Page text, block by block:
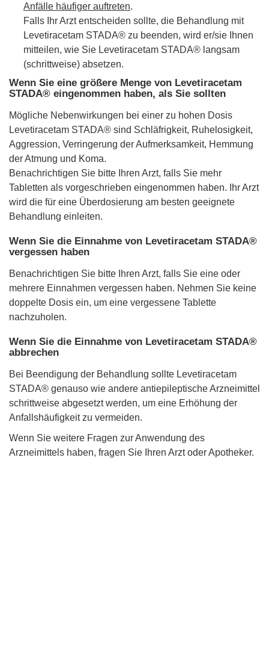
Anfälle häufiger auftreten.
Falls Ihr Arzt entscheiden sollte, die Behandlung mit
Levetiracetam STADA® zu beenden, wird er/sie Ihnen
mitteilen, wie Sie Levetiracetam STADA® langsam
(schrittweise) absetzen.
Wenn Sie eine größere Menge von Levetiracetam
STADA® eingenommen haben, als Sie sollten
Mögliche Nebenwirkungen bei einer zu hohen Dosis
Levetiracetam STADA® sind Schläfrigkeit, Ruhelosigkeit,
Aggression, Verringerung der Aufmerksamkeit, Hemmung
der Atmung und Koma.
Benachrichtigen Sie bitte Ihren Arzt, falls Sie mehr
Tabletten als vorgeschrieben eingenommen haben. Ihr Arzt
wird die für eine Überdosierung am besten geeignete
Behandlung einleiten.
Wenn Sie die Einnahme von Levetiracetam STADA®
vergessen haben
Benachrichtigen Sie bitte Ihren Arzt, falls Sie eine oder
mehrere Einnahmen vergessen haben. Nehmen Sie keine
doppelte Dosis ein, um eine vergessene Tablette
nachzuholen.
Wenn Sie die Einnahme von Levetiracetam STADA®
abbrechen
Bei Beendigung der Behandlung sollte Levetiracetam
STADA® genauso wie andere antiepileptische Arzneimittel
schrittweise abgesetzt werden, um eine Erhöhung der
Anfallshäufigkeit zu vermeiden.
Wenn Sie weitere Fragen zur Anwendung des
Arzneimittels haben, fragen Sie Ihren Arzt oder Apotheker.